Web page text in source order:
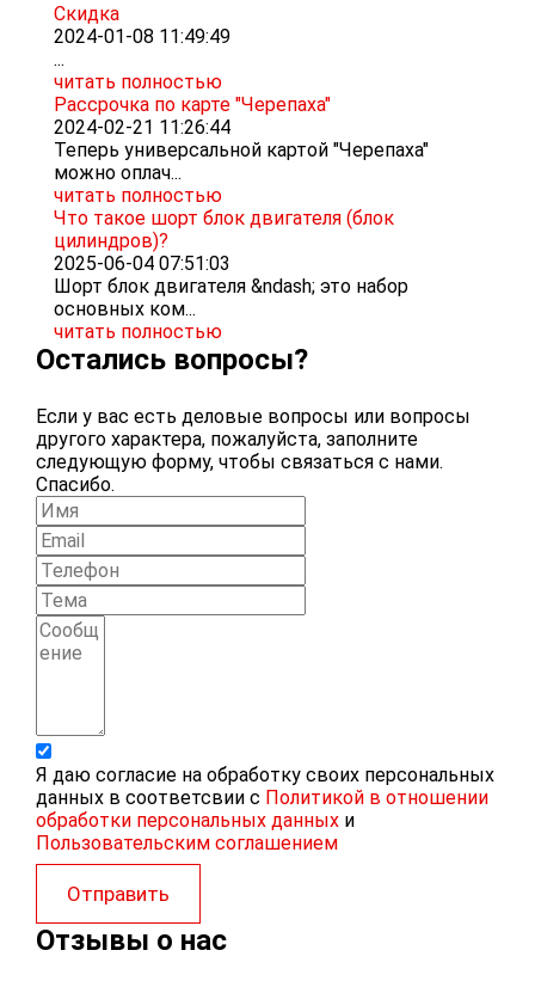
Скидка
2024-01-08 11:49:49
...
читать полностью
Рассрочка по карте "Черепаха"
2024-02-21 11:26:44
Теперь универсальной картой "Черепаха"
можно оплач...
читать полностью
Что такое шорт блок двигателя (блок
цилиндров)?
2025-06-04 07:51:03
Шорт блок двигателя &ndash; это набор
основных ком...
читать полностью
Остались вопросы?
Если у вас есть деловые вопросы или вопросы
другого характера, пожалуйста, заполните
следующую форму, чтобы связаться с нами.
Спасибо.
Я даю согласие на обработку своих персональных
данных в соответсвии с Политикой в отношении
обработки персональных данных и
Пользовательским соглашением
Отправить
Отзывы о нас